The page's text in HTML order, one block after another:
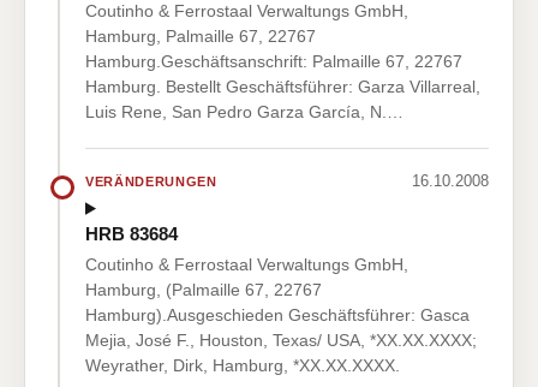
Coutinho & Ferrostaal Verwaltungs GmbH,
Hamburg, Palmaille 67, 22767
Hamburg.Geschäftsanschrift: Palmaille 67, 22767
Hamburg. Bestellt Geschäftsführer: Garza Villarreal,
Luis Rene, San Pedro Garza García, N.…
VERÄNDERUNGEN 16.10.2008
HRB 83684
Coutinho & Ferrostaal Verwaltungs GmbH,
Hamburg, (Palmaille 67, 22767
Hamburg).Ausgeschieden Geschäftsführer: Gasca
Mejia, José F., Houston, Texas/ USA, *XX.XX.XXXX;
Weyrather, Dirk, Hamburg, *XX.XX.XXXX.